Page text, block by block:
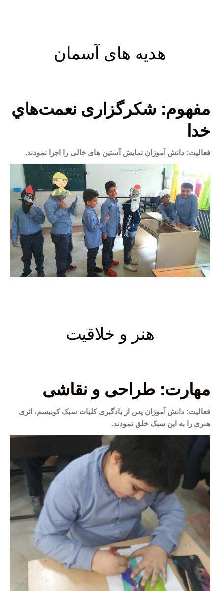
هدیه های آسمان
مفهوم: شكرگزاری نعمت‌هاي
خدا
فعالیت: دانش آموزان نمایش آستین های خالی را اجرا نمودند.
هنر و خلاقیت
مهارت: طراحی و نقاشی
فعالیت: دانش آموزان پس از یادگیری کلیات سبک کوبیسم، اثری
هنری را به این سبک خلق نمودند.